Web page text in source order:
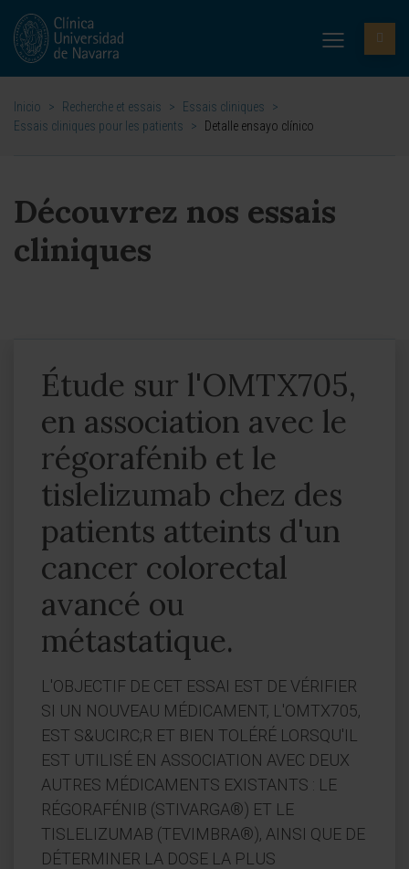
Inicio > Recherche et essais > Essais cliniques
>
Essais cliniques pour les patients
> Detalle ensayo clínico
Découvrez nos essais
cliniques
Étude sur l'OMTX705,
en association avec le
régorafénib et le
tislelizumab chez des
patients atteints d'un
cancer colorectal
avancé ou
métastatique.
L'OBJECTIF DE CET ESSAI EST DE VÉRIFIER
SI UN NOUVEAU MÉDICAMENT, L'OMTX705,
EST S&UCIRC;R ET BIEN TOLÉRÉ LORSQU'IL
EST UTILISÉ EN ASSOCIATION AVEC DEUX
AUTRES MÉDICAMENTS EXISTANTS : LE
RÉGORAFÉNIB (STIVARGA®) ET LE
TISLELIZUMAB (TEVIMBRA®), AINSI QUE DE
DÉTERMINER LA DOSE LA PLUS